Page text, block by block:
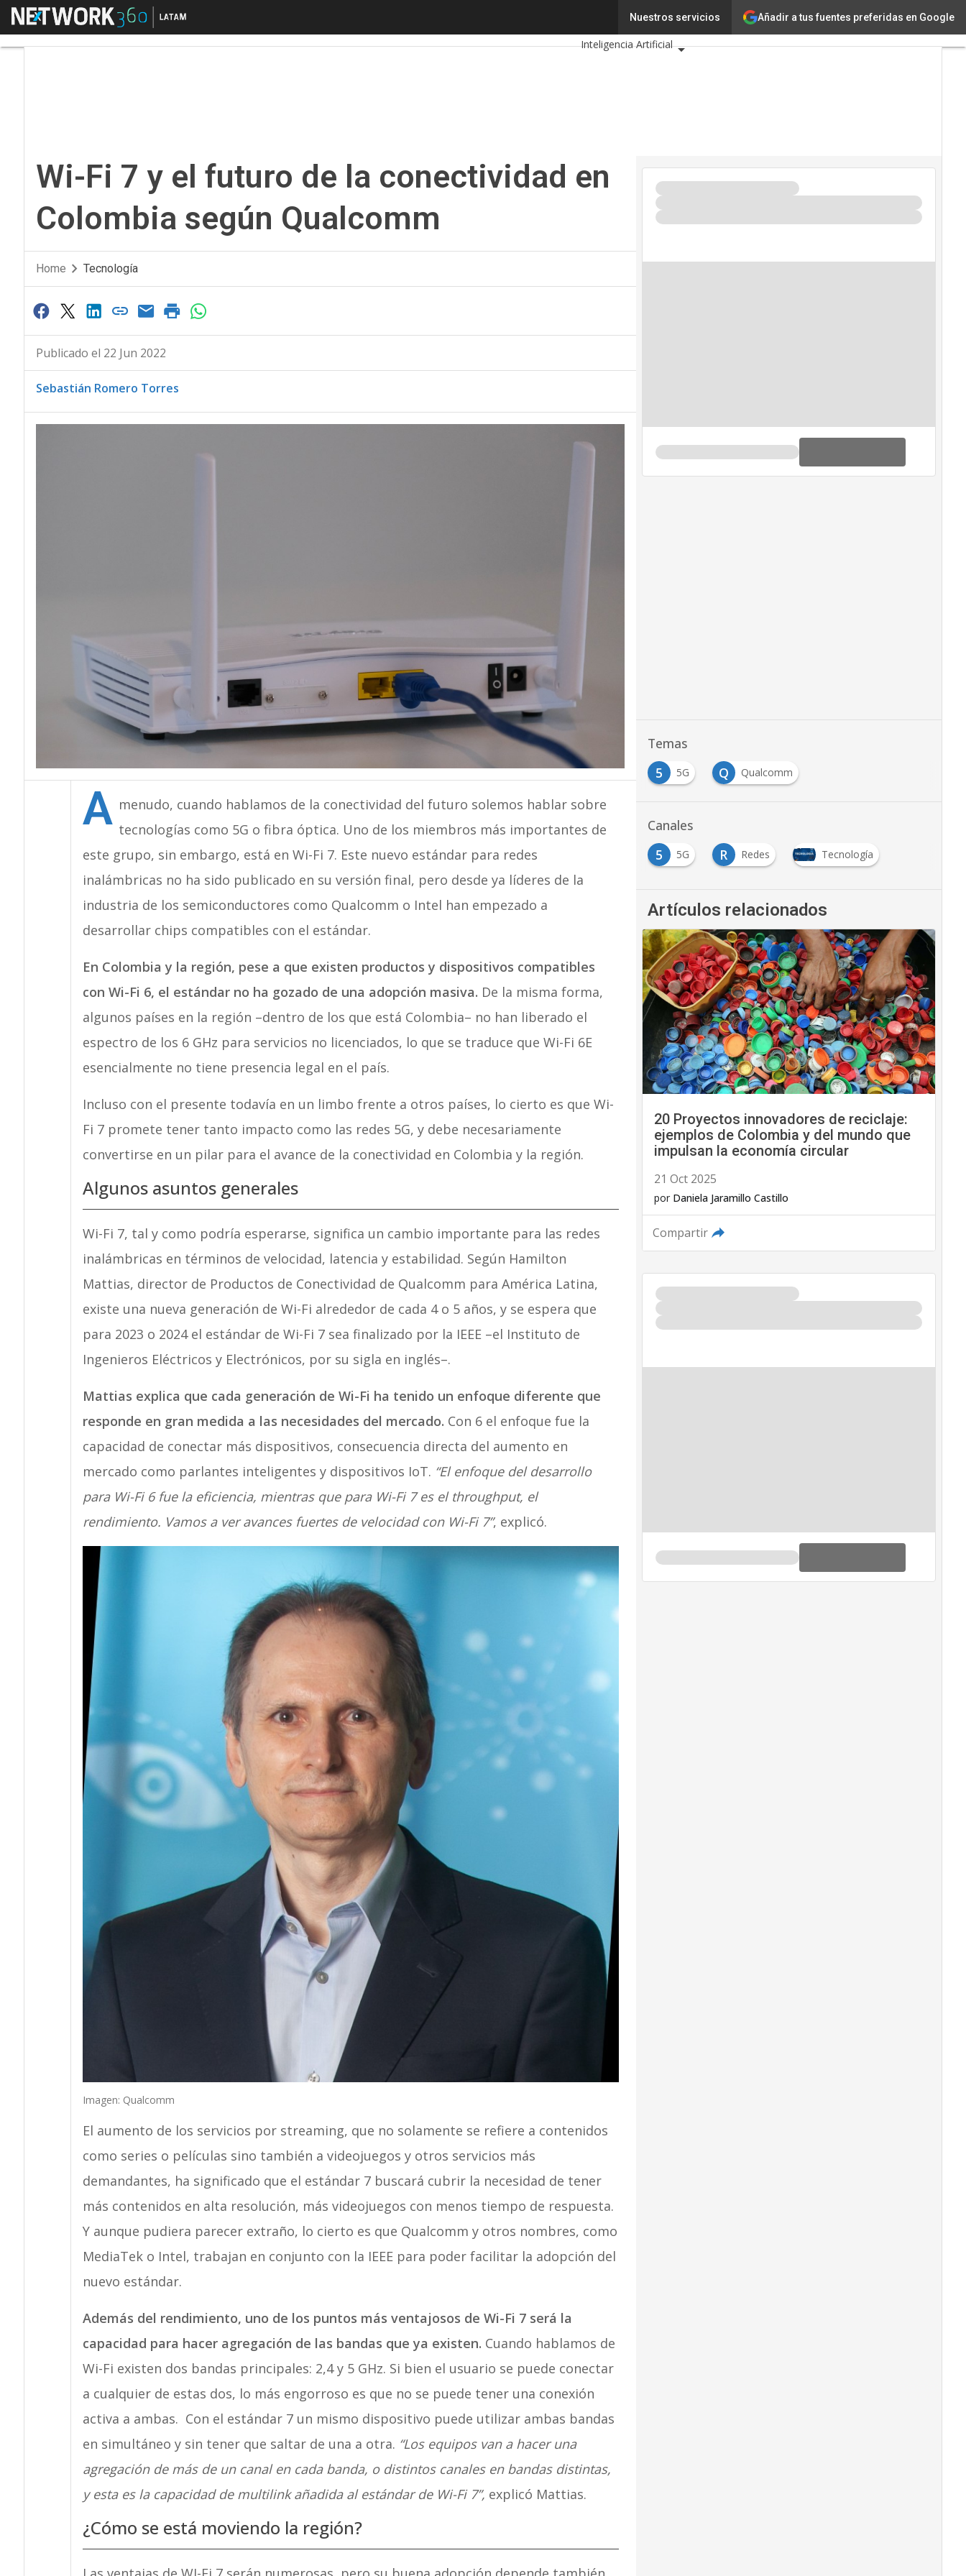
Añadir a tus fuentes preferidas en Google
Nuestros servicios
Menú Tecnología Innovación
Ciencia
Inteligencia Artificial
Wi-Fi 7 y el futuro de la conectividad en
Colombia según Qualcomm
Home Tecnología
Publicado el 22 Jun 2022
Sebastián Romero Torres
A menudo, cuando hablamos de la conectividad del futuro solemos hablar sobre
tecnologías como 5G o fibra óptica. Uno de los miembros más importantes de
este grupo, sin embargo, está en Wi-Fi 7. Este nuevo estándar para redes
inalámbricas no ha sido publicado en su versión final, pero desde ya líderes de la
industria de los semiconductores como Qualcomm o Intel han empezado a
desarrollar chips compatibles con el estándar.
En Colombia y la región, pese a que existen productos y dispositivos compatibles
con Wi-Fi 6, el estándar no ha gozado de una adopción masiva. De la misma forma,
algunos países en la región –dentro de los que está Colombia– no han liberado el
espectro de los 6 GHz para servicios no licenciados, lo que se traduce que Wi-Fi 6E
esencialmente no tiene presencia legal en el país.
Incluso con el presente todavía en un limbo frente a otros países, lo cierto es que Wi-
Fi 7 promete tener tanto impacto como las redes 5G, y debe necesariamente
convertirse en un pilar para el avance de la conectividad en Colombia y la región.
Algunos asuntos generales
Wi-Fi 7, tal y como podría esperarse, significa un cambio importante para las redes
inalámbricas en términos de velocidad, latencia y estabilidad. Según Hamilton
Mattias, director de Productos de Conectividad de Qualcomm para América Latina,
existe una nueva generación de Wi-Fi alrededor de cada 4 o 5 años, y se espera que
para 2023 o 2024 el estándar de Wi-Fi 7 sea finalizado por la IEEE –el Instituto de
Ingenieros Eléctricos y Electrónicos, por su sigla en inglés–.
Mattias explica que cada generación de Wi-Fi ha tenido un enfoque diferente que
responde en gran medida a las necesidades del mercado. Con 6 el enfoque fue la
capacidad de conectar más dispositivos, consecuencia directa del aumento en
mercado como parlantes inteligentes y dispositivos IoT. “El enfoque del desarrollo
para Wi-Fi 6 fue la eficiencia, mientras que para Wi-Fi 7 es el throughput, el
rendimiento. Vamos a ver avances fuertes de velocidad con Wi-Fi 7”, explicó.
Imagen: Qualcomm
El aumento de los servicios por streaming, que no solamente se refiere a contenidos
como series o películas sino también a videojuegos y otros servicios más
demandantes, ha significado que el estándar 7 buscará cubrir la necesidad de tener
más contenidos en alta resolución, más videojuegos con menos tiempo de respuesta.
Y aunque pudiera parecer extraño, lo cierto es que Qualcomm y otros nombres, como
MediaTek o Intel, trabajan en conjunto con la IEEE para poder facilitar la adopción del
nuevo estándar.
Además del rendimiento, uno de los puntos más ventajosos de Wi-Fi 7 será la
capacidad para hacer agregación de las bandas que ya existen. Cuando hablamos de
Wi-Fi existen dos bandas principales: 2,4 y 5 GHz. Si bien el usuario se puede conectar
a cualquier de estas dos, lo más engorroso es que no se puede tener una conexión
activa a ambas. Con el estándar 7 un mismo dispositivo puede utilizar ambas bandas
en simultáneo y sin tener que saltar de una a otra. “Los equipos van a hacer una
agregación de más de un canal en cada banda, o distintos canales en bandas distintas,
y esta es la capacidad de multilink añadida al estándar de Wi-Fi 7”, explicó Mattias.
¿Cómo se está moviendo la región?
Temas
5
5G Q Qualcomm
Canales
5
5G R Redes Tecnología
Artículos relacionados
20 Proyectos innovadores de reciclaje:
ejemplos de Colombia y del mundo que
impulsan la economía circular
21 Oct 2025
por Daniela Jaramillo Castillo
Compartir